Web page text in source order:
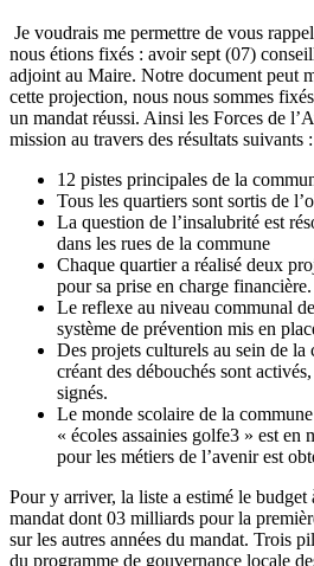
Je voudrais me permettre de vous
nous étions fixés : avoir sept (07)
adjoint au Maire. Notre document peut
cette projection, nous nous sommes
un mandat réussi. Ainsi les Forces de
mission au travers des résultats suivants :
12 pistes principales de la
Tous les quartiers sont sortis de
La question de l’insalubrité est
dans les rues de la commune
Chaque quartier a réalisé deux
pour sa prise en charge financière.
Le reflexe au niveau communal
système de prévention mis en
Des projets culturels au sein de
créant des débouchés sont
signés.
Le monde scolaire de la
« écoles assainies golfe3 » est en
pour les métiers de l’avenir est
Pour y arriver, la liste a estimé le
mandat dont 03 milliards pour la
sur les autres années du mandat. Trois
du programme de gouvernance locale